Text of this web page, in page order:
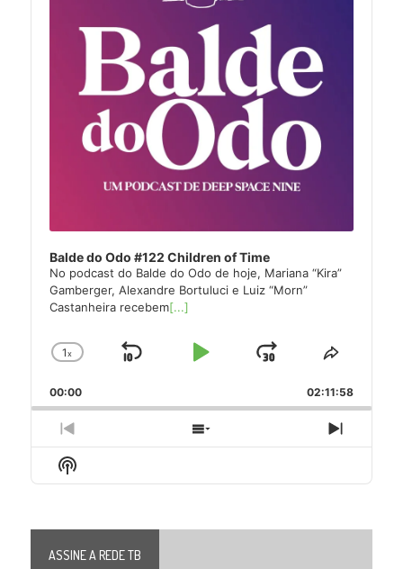
Balde do Odo #122 Children of Time
No podcast do Balde do Odo de hoje, Mariana “Kira”
Gamberger, Alexandre Bortuluci e Luiz “Morn”
Castanheira recebem[...]
Change
Rate
1x
Skip
Play
Jump
Forward
Share
Episode
00:00 02:11:58
Previous
Episode
Show
Episodes
Next
Episode
Show
Podcast
ASSINE A REDE TB